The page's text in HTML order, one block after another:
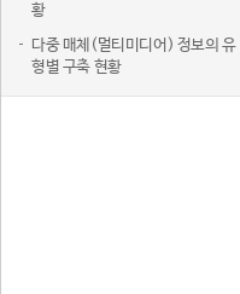
황
다중 매체(멀티미디어) 정보의 유
형별 구축 현황